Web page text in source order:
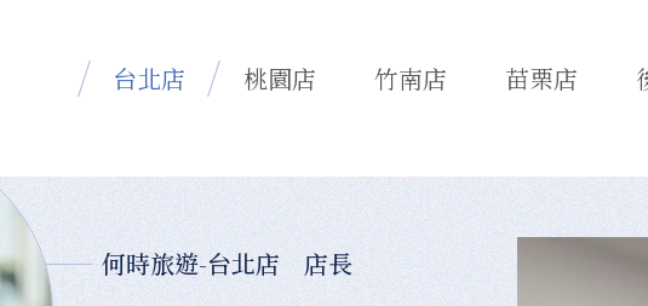
台北店 桃園店 竹南店 苗栗店
何時旅遊-台北店 店長